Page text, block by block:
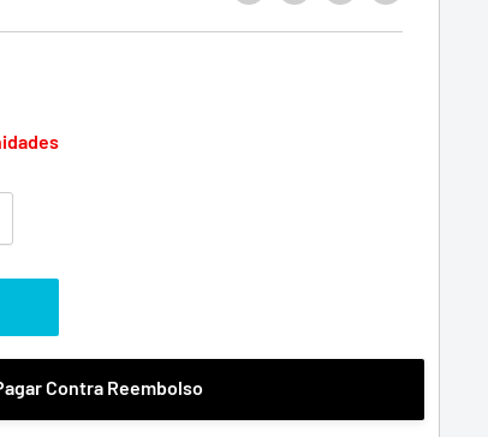
Contra Reembolso